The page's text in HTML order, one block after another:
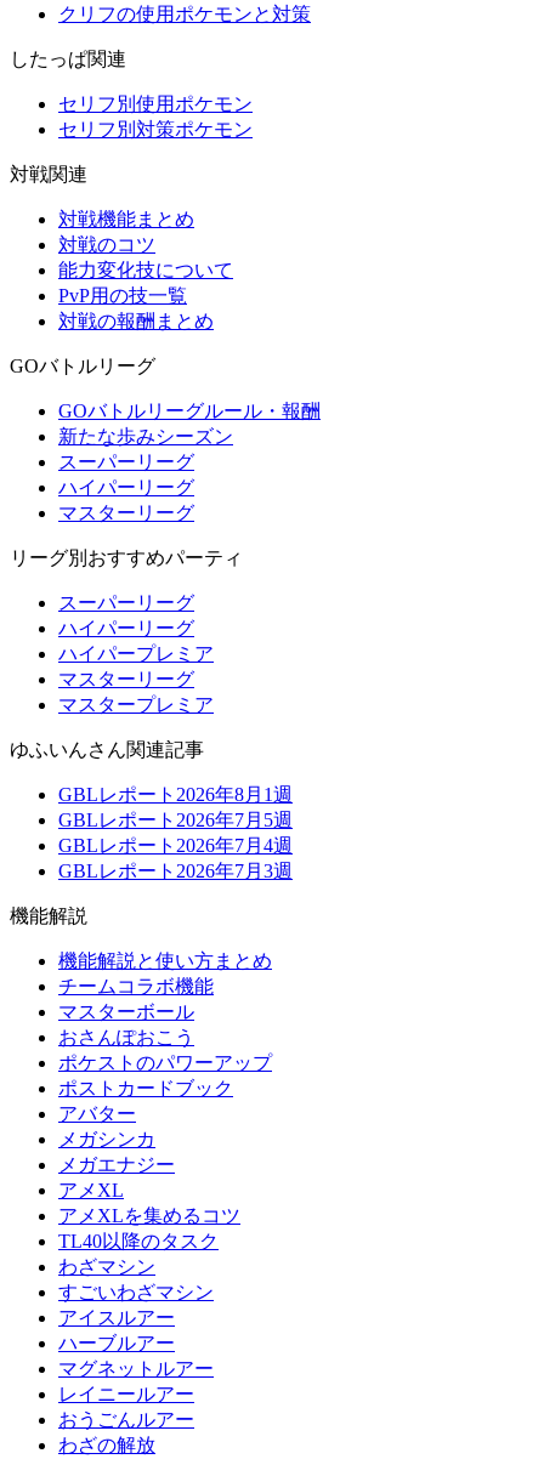
クリフの使用ポケモンと対策
したっぱ関連
セリフ別使用ポケモン
セリフ別対策ポケモン
対戦関連
対戦機能まとめ
対戦のコツ
能力変化技について
PvP用の技一覧
対戦の報酬まとめ
GOバトルリーグ
GOバトルリーグルール・報酬
新たな歩みシーズン
スーパーリーグ
ハイパーリーグ
マスターリーグ
リーグ別おすすめパーティ
スーパーリーグ
ハイパーリーグ
ハイパープレミア
マスターリーグ
マスタープレミア
ゆふいんさん関連記事
GBLレポート2026年8月1週
GBLレポート2026年7月5週
GBLレポート2026年7月4週
GBLレポート2026年7月3週
機能解説
機能解説と使い方まとめ
チームコラボ機能
マスターボール
おさんぽおこう
ポケストのパワーアップ
ポストカードブック
アバター
メガシンカ
メガエナジー
アメXL
アメXLを集めるコツ
TL40以降のタスク
わざマシン
すごいわざマシン
アイスルアー
ハーブルアー
マグネットルアー
レイニールアー
おうごんルアー
わざの解放